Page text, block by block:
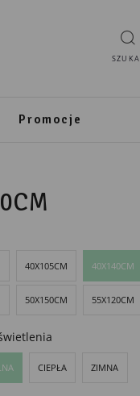
SZUKAJ
Promocje
40X105CM 40X140CM
50X150CM 55X120CM
CIEPŁA ZIMNA